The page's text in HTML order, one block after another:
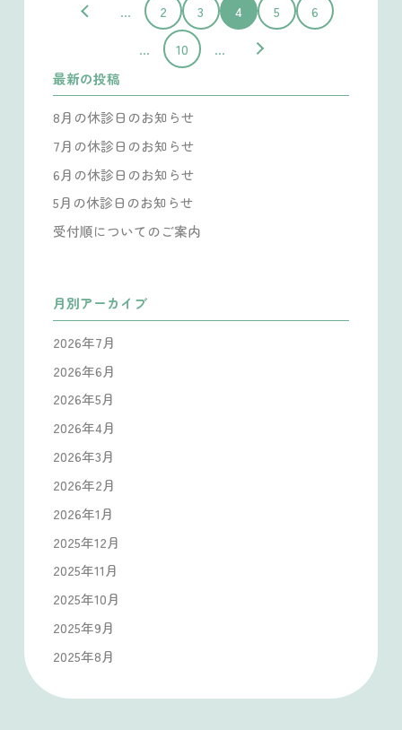
... 2 3 4 5 6
... 10
...
最新の投稿
8月の休診日のお知らせ
7月の休診日のお知らせ
6月の休診日のお知らせ
5月の休診日のお知らせ
受付順についてのご案内
月別アーカイブ
2026年7月
2026年6月
2026年5月
2026年4月
2026年3月
2026年2月
2026年1月
2025年12月
2025年11月
2025年10月
2025年9月
2025年8月